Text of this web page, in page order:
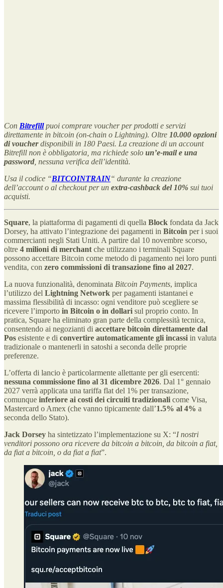
Con Bitrefillpuoi comprare voucher per prodotti e servizi
direttamente in bitcoin (on-chain o Lightning). Oltre 10.000 opzioni
di voucherdisponibili in 180 Paesi. La creazione di un account
Bitrefill non è obbligatoria, ma richiede solo un’e-mail e una
password , nessuna verifica dell’identità.
Usa il codice “BITCOINTRAIN“ durante la creazione
dell’account o al checkout per un extra-cashback del 10% sui tuoi
acquisti.
Square, la piattaforma di pagamenti di quella Block fondata da Jack
Dorsey, ha attivato l’integrazione dei pagamenti in Bitcoin per i suoi
commercianti negli Stati Uniti. A partire dal 10 novembre scorso,
oltre 4 milioni di merchant che utilizzano i terminali Square
possono accettare Bitcoin come metodo di pagamento nei loro punti
vendita, con zero commissioni di transazione fino al 2027.
La nuova funzionalità, denominata Bitcoin Payments, implica
l’utilizzo del Lightning Network per pagamenti istantanei e
massima flessibilità di incasso: ogni venditore può scegliere se
ricevere l’importo in Bitcoin o in dollari sul proprio conto. In
pratica, Square ha eliminato gran parte della complessità tecnica,
consentendo ai negozianti di accettare bitcoin direttamente dal
Pos esistente e di convertire automaticamente gli incassi in valuta
tradizionale o mantenerli in satoshi a seconda delle proprie
preferenze.
L’offerta di lancio è particolarmente allettante per gli esercenti:
nessuna commissione fino al 31 dicembre 2026. Dal 1° gennaio
2027 verrà applicata una tariffa flat del 1% per transazione,
comunque inferiore ai costi dei circuiti tradizionali come Visa,
Mastercard o Amex (che vanno tipicamente dall’1.5% al 4% a
seconda dello Stato).
Jack Dorsey ha sintetizzato l’implementazione su X: “I nostri
venditori possono ora ricevere da bitcoin a bitcoin, da bitcoin a fiat,
da fiat a bitcoin, o da fiat a fiat”.